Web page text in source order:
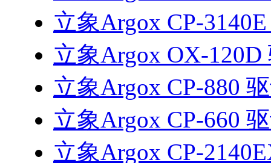
立象Argox CP-
立象Argox OX-120D
立象Argox CP-880
立象Argox CP-660
立象Argox CP-